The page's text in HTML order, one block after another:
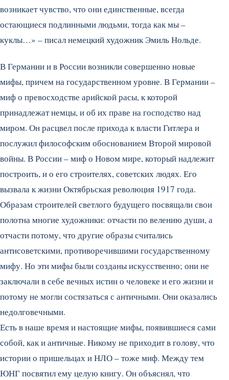
возникает чувство, что они единственные, всегда
остающиеся подлинными людьми, тогда как мы –
куклы…» – писал немецкий художник Эмиль Нольде.
В Германии и в России возникли совершенно новые
мифы, причем на государственном уровне. В Германии –
миф о превосходстве арийской расы, к которой
принадлежат немцы, и об их праве на господство над
миром. Он расцвел после прихода к власти Гитлера и
послужил философским обоснованием Второй мировой
войны. В России – миф о Новом мире, который надлежит
построить, и о его строителях, советских людях. Его
вызвала к жизни Октябрьская революция 1917 года.
Образам строителей светлого будущего посвящали свои
полотна многие художники: отчасти по велению души, а
отчасти потому, что другие образы считались
антисоветскими, противоречившими государственному
мифу. Но эти мифы были созданы искусственно; они не
заключали в себе вечных истин о человеке и его жизни и
потому не могли состязаться с античными. Они оказались
недолговечными.
Есть в наше время и настоящие мифы, появившиеся сами
собой, как и античные. Никому не приходит в голову, что
истории о пришельцах и НЛО – тоже миф. Между тем
ЮНГ посвятил ему целую книгу. Он объяснял, что